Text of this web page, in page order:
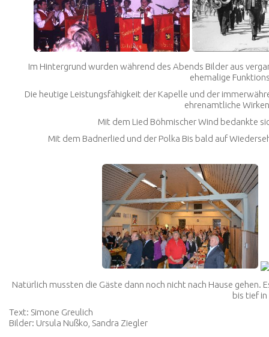
Im Hintergrund wurden während des Abends Bilder aus
ehemalige
Die heutige Leistungsfähigkeit der Kapelle und der
ehrenamtliche
Mit dem Lied Böhmischer Wind bedankte
Mit dem Badnerlied und der Polka Bis bald auf
Natürlich mussten die Gäste dann noch nicht nach Hause
bis tief
Text: Simone Greulich
Bilder: Ursula Nußko, Sandra Ziegler